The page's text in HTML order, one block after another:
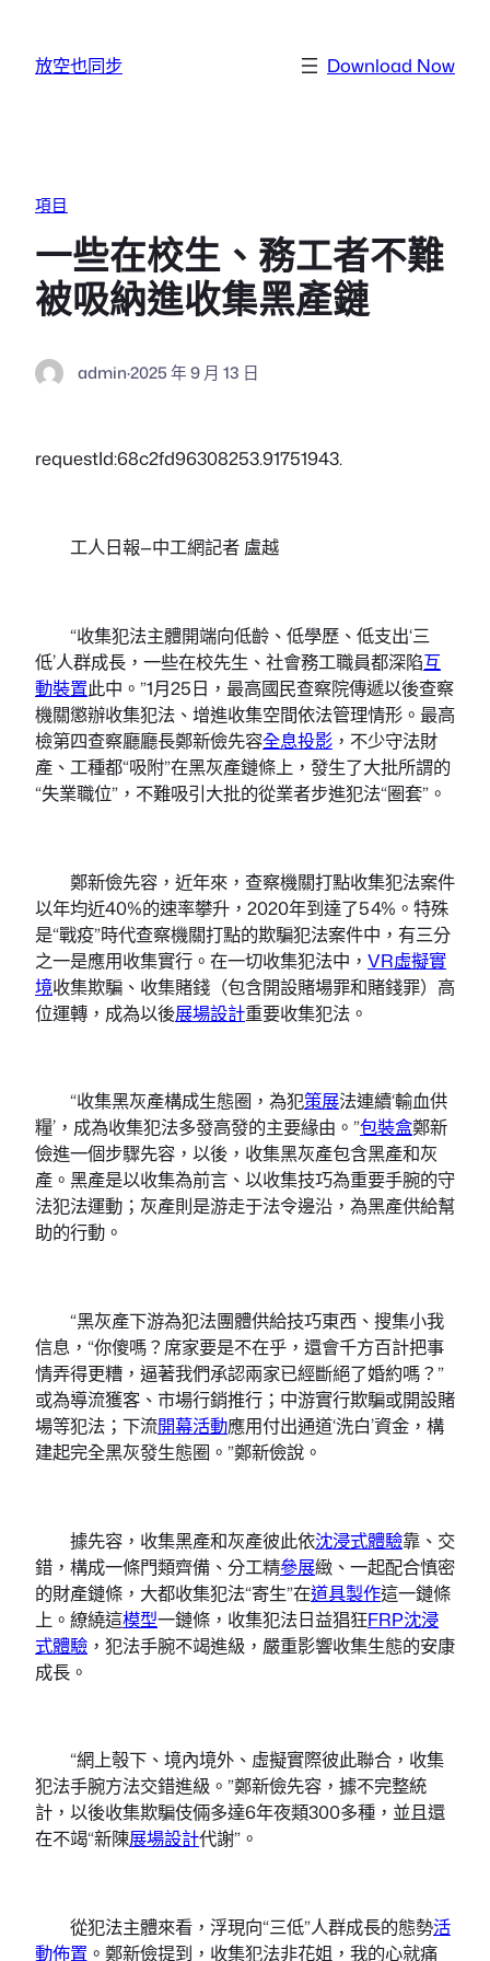
放空也同步 Download Now
項目
一些在校生、務工者不難
被吸納進收集黑產鏈
admin·2025 年 9 月 13 日
requestId:68c2fd96308253.91751943.
工人日報—中工網記者 盧越
“收集犯法主體開端向低齡、低學歷、低支出‘三
低’人群成長，一些在校先生、社會務工職員都深陷互
動裝置此中。”1月25日，最高國民查察院傳遞以後查察
機關懲辦收集犯法、增進收集空間依法管理情形。最高
檢第四查察廳廳長鄭新儉先容全息投影 ，不少守法財
產、工種都“吸附”在黑灰產鏈條上，發生了大批所謂的
“失業職位”，不難吸引大批的從業者步進犯法“圈套”。
鄭新儉先容，近年來，查察機關打點收集犯法案件
以年均近40%的速率攀升，2020年到達了54%。特殊
是“戰疫”時代查察機關打點的欺騙犯法案件中，有三分
之一是應用收集實行。在一切收集犯法中， VR虛擬實
境收集欺騙、收集賭錢（包含開設賭場罪和賭錢罪）高
位運轉，成為以後展場設計重要收集犯法。
“收集黑灰產構成生態圈，為犯策展法連續‘輸血供
糧’，成為收集犯法多發高發的主要緣由。”包裝盒鄭新
儉進一個步驟先容，以後，收集黑灰產包含黑產和灰
產。黑產是以收集為前言、以收集技巧為重要手腕的守
法犯法運動；灰產則是游走于法令邊沿，為黑產供給幫
助的行動。
“黑灰產下游為犯法團體供給技巧東西、搜集小我
信息，“你傻嗎？席家要是不在乎，還會千方百計把事
情弄得更糟，逼著我們承認兩家已經斷絕了婚約嗎？”
或為導流獲客、市場行銷推行；中游實行欺騙或開設賭
場等犯法；下流開幕活動應用付出通道‘洗白’資金，構
建起完全黑灰發生態圈。”鄭新儉說。
據先容，收集黑產和灰產彼此依沈浸式體驗靠、交
錯，構成一條門類齊備、分工精參展緻、一起配合慎密
的財產鏈條，大都收集犯法“寄生”在道具製作這一鏈條
上。繚繞這模型一鏈條，收集犯法日益猖狂FRP沈浸
式體驗 ，犯法手腕不竭進級，嚴重影響收集生態的安康
成長。
“網上彀下、境內境外、虛擬實際彼此聯合，收集
犯法手腕方法交錯進級。”鄭新儉先容，據不完整統
計，以後收集欺騙伎倆多達6年夜類300多種，並且還
在不竭“新陳展場設計代謝”。
從犯法主體來看，浮現向“三低”人群成長的態勢活
動佈置 。鄭新儉提到，收集犯法非花姐，我的心就痛